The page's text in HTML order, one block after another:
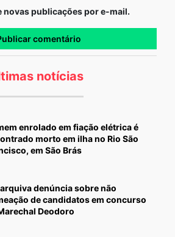
publicações por e-mail.
notícias
enrolado em fiação elétrica é
morto em ilha no Rio São
em São Brás
denúncia sobre não
de candidatos em concurso
Deodoro